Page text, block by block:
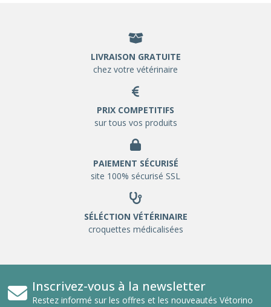
LIVRAISON GRATUITE
chez votre vétérinaire
PRIX COMPETITIFS
sur tous vos produits
PAIEMENT SÉCURISÉ
site 100% sécurisé SSL
SÉLÉCTION VÉTÉRINAIRE
croquettes médicalisées
Inscrivez-vous à la newsletter
Restez informé sur les offres et les nouveautés Vétorino